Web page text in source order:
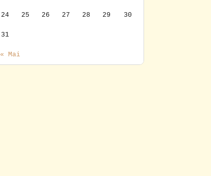
« Mai
24 25 26 27 28 29 30
31